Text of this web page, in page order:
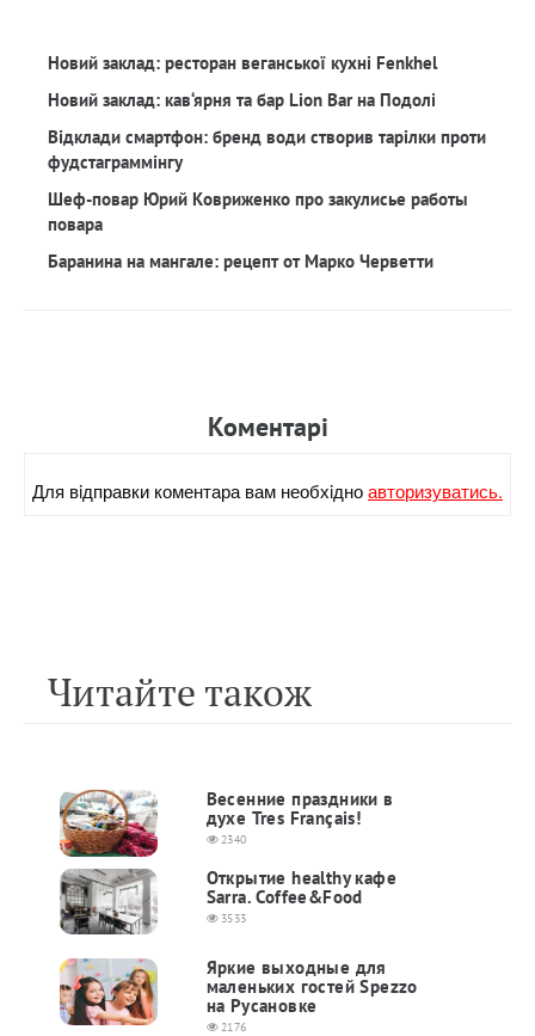
Новий заклад: ресторан веганської кухні Fenkhel
Новий заклад: кав‘ярня та бар Lion Bar на Подолі
Відклади смартфон: бренд води створив тарілки проти
фудстаграммінгу
Шеф-повар Юрий Ковриженко про закулисье работы
повара
Баранина на мангале: рецепт от Марко Черветти
Коментарi
Для вiдправки коментара вам необхiдноавторизуватись.
Читайте також
Весенние праздники в
духе Tres Français!
2340
Открытие healthy кафе
Sarra. Coffee&Food
3533
Яркие выходные для
маленьких гостей Spezzo
на Русановке
2176